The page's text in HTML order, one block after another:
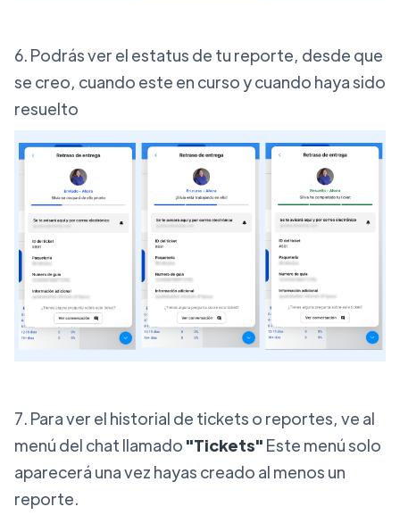
6. Podrás ver el estatus de tu reporte, desde que
se creo, cuando este en curso y cuando haya sido
resuelto
7. Para ver el historial de tickets o reportes, ve al
menú del chat llamado "Tickets" Este menú solo
aparecerá una vez hayas creado al menos un
reporte.